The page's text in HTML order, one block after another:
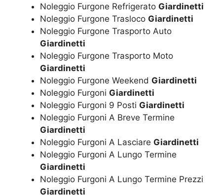
Noleggio Furgone Refrigerato Giardinetti
Noleggio Furgone Trasloco Giardinetti
Noleggio Furgone Trasporto Auto
Giardinetti
Noleggio Furgone Trasporto Moto
Giardinetti
Noleggio Furgone Weekend Giardinetti
Noleggio Furgoni Giardinetti
Noleggio Furgoni 9 Posti Giardinetti
Noleggio Furgoni A Breve Termine
Giardinetti
Noleggio Furgoni A Lasciare Giardinetti
Noleggio Furgoni A Lungo Termine
Giardinetti
Noleggio Furgoni A Lungo Termine Prezzi
Giardinetti